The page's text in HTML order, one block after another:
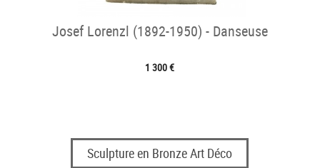
Josef Lorenzl (1892-1950) - Danseuse
1 300 €
Sculpture en Bronze Art Déco